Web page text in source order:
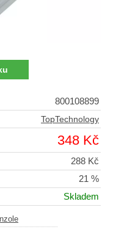
800108899
TopTechnology
348 Kč
288 Kč
21 %
Skladem